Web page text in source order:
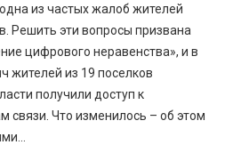
из частых жалоб жителей
Решить эти вопросы призвана
цифрового неравенства», и в
жителей из 19 поселков
получили доступ к
связи. Что изменилось – об этом